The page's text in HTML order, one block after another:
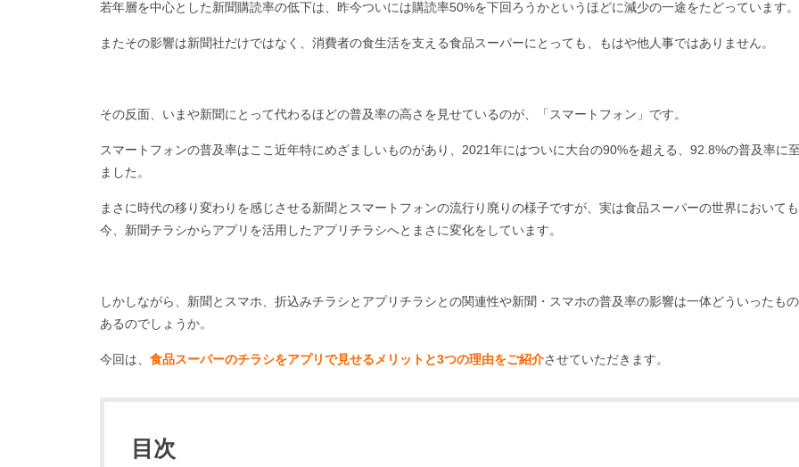
若年層を中心とした新聞購読率の低下は、昨今ついには購読率50%を下回ろうかというほどに減少の一途をたどっています。
またその影響は新聞社だけではなく、消費者の食生活を支える食品スーパーにとっても、もはや他人事ではありません。
その反面、いまや新聞にとって代わるほどの普及率の高さを見せているのが、「スマートフォン」です。
スマートフォンの普及率はここ近年特にめざましいものがあり、 2021年にはついに大台の90%を超える、 92.8%の普及率に
ました。
まさに時代の移り変わりを感じさせる新聞とスマートフォンの流行り廃りの様子ですが、実は食品スーパーの世界においても
今、新聞チラシからアプリを活用したアプリチラシへとまさに変化をしています。
しかしながら、新聞とスマホ、折込みチラシとアプリチラシとの関連性や新聞・スマホの普及率の影響は一体どういったも
あるのでしょうか。
今回は、 食品スーパーのチラシをアプリで見せるメリットと3つの理由をご紹介させていただきます。
目次